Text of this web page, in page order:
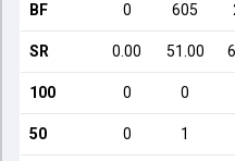
BF 0 605
SR 0.00 51.00
100 0 0
50 0 1